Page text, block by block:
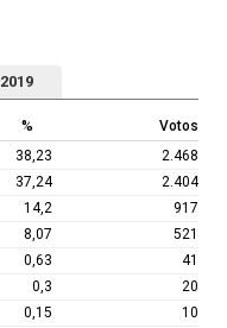
2019
% Votos
38,23 2.468
37,24 2.404
14,2 917
8,07 521
0,63 41
0,3 20
0,15 10